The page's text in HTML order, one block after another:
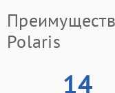
Polaris
14